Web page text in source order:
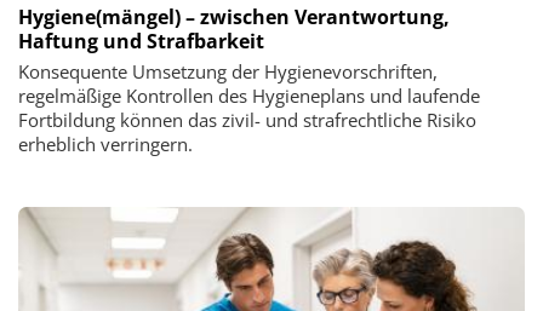
Hygiene(mängel) – zwischen Verantwortung,
Haftung und Strafbarkeit
Konsequente Umsetzung der Hygienevorschriften,
regelmäßige Kontrollen des Hygieneplans und laufende
Fortbildung können das zivil- und strafrechtliche Risiko
erheblich verringern.